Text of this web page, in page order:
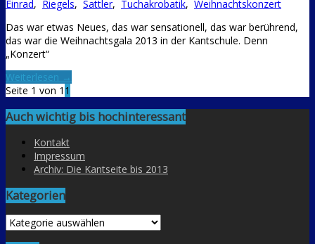
Einrad, Riegels, Sattler, Tuchakrobatik, Weihnachtskonzert
Das war etwas Neues, das war sensationell, das war berührend,
das war die Weihnachtsgala 2013 in der Kantschule. Denn
„Konzert“
Weiterlesen →
Seite 1 von 1 1
Auch wichtig bis hochinteressant
Kontakt
Impressum
Archiv: Die Kantseite bis 2013
Kategorien
Kategorien